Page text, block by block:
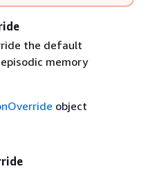
the default
memory
object